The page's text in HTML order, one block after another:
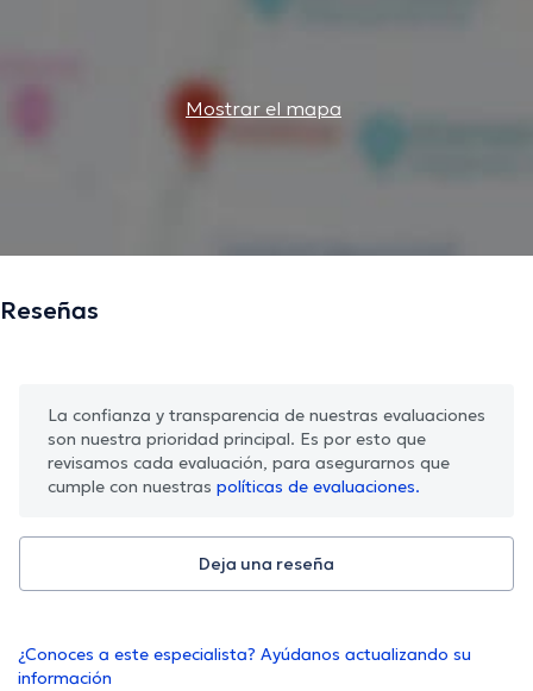
Mostrar el mapa
Reseñas
La confianza y transparencia de nuestras evaluaciones
son nuestra prioridad principal. Es por esto que
revisamos cada evaluación, para asegurarnos que
cumple con nuestras políticas de evaluaciones.
Deja una reseña
¿Conoces a este especialista? Ayúdanos actualizando su
información